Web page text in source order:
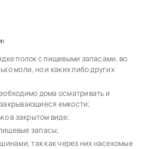
полок с пищевыми запасами, во
моли, но и каких либо других
дома осматривать и
емкости;
в закрытом виде;
запасы;
так как через них насекомые